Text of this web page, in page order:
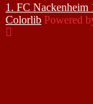
1. FC Nackenheim
Colorlib Powered